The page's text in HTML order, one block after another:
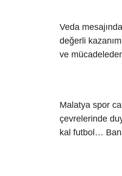
Veda
değerli
ve
Malatya spor
çevrelerinde
kal futbol…